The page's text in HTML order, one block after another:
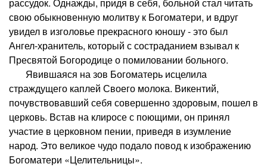
свою обыкновенную молитву к Богоматери, и вдруг
увидел в изголовье прекрасного юношу - это был
Ангел-хранитель, который с состраданием взывал к
Пресвятой Богородице о помиловании больного.
Явившаяся на зов Богоматерь исцелила
страждущего каплей Своего молока. Викентий,
почувствовавший себя совершенно здоровым, пошел в
церковь. Встав на клиросе с поющими, он принял
участие в церковном пении, приведя в изумление
народ. Это великое чудо подало повод к изображению
Богоматери «Целительницы».